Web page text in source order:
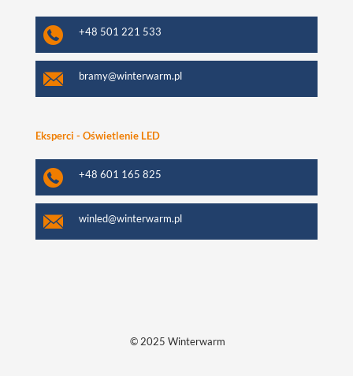
+48 501 221 533
bramy@winterwarm.pl
Eksperci - Oświetlenie LED
+48 601 165 825
winled@winterwarm.pl
© 2025 Winterwarm